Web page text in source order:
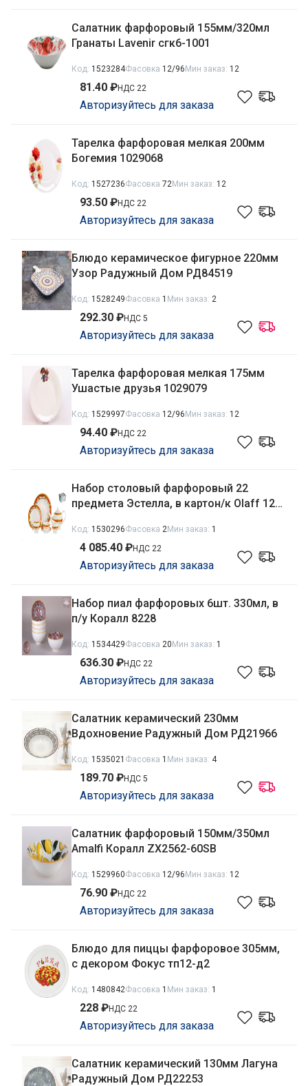
Салатник фарфоровый 155мм/320мл
Гранаты Lavenir сгк6-1001
Код: 1523284Фасовка 12/96 Мин заказ: 12
81.40 ₽НДС 22
Авторизуйтесь для заказа
Тарелка фарфоровая мелкая 200мм
Богемия 1029068
Код: 1527236Фасовка 72Мин заказ: 12
93.50 ₽НДС 22
Авторизуйтесь для заказа
Блюдо керамическое фигурное 220мм
Узор Радужный Дом РД84519
Код: 1528249Фасовка 1 Мин заказ: 2
292.30 ₽НДС 5
Авторизуйтесь для заказа
Тарелка фарфоровая мелкая 175мм
Ушастые друзья 1029079
Код: 1529997Фасовка 12/96 Мин заказ: 12
94.40 ₽НДС 22
Авторизуйтесь для заказа
Набор столовый фарфоровый 22
предмета Эстелла, в картон/к Olaff 123-
Код: 1530296Фасовка 2Мин заказ: 1
4 085.40 ₽НДС 22
Авторизуйтесь для заказа
Набор пиал фарфоровых 6шт. 330мл, в
п/у Коралл 8228
Код: 1534429Фасовка 20 Мин заказ: 1
636.30 ₽НДС 22
Авторизуйтесь для заказа
Салатник керамический 230мм
Вдохновение Радужный Дом РД21966
Код: 1535021 Фасовка 1 Мин заказ: 4
189.70 ₽НДС 5
Авторизуйтесь для заказа
Салатник фарфоровый 150мм/350мл
Amalfi Коралл ZX2562-60SB
Код: 1529960Фасовка 12/96 Мин заказ: 12
76.90 ₽НДС 22
Авторизуйтесь для заказа
Блюдо для пиццы фарфоровое 305мм,
с декором Фокус тп12-д2
Код: 1480842Фасовка 1 Мин заказ: 1
228 ₽НДС 22
Авторизуйтесь для заказа
Салатник керамический 130мм Лагуна
Радужный Дом РД22253